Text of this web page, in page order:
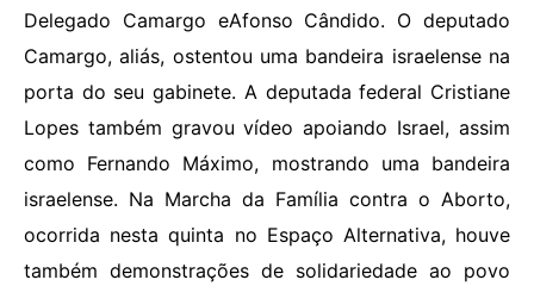
Delegado Camargo eAfonso Cândido. O deputado
Camargo, aliás, ostentou uma bandeira israelense na
porta do seu gabinete. A deputada federal Cristiane
Lopes também gravou vídeo apoiando Israel, assim
como Fernando Máximo, mostrando uma bandeira
israelense. Na Marcha da Família contra o Aborto,
ocorrida nesta quinta no Espaço Alternativa, houve
também demonstrações de solidariedade ao povo